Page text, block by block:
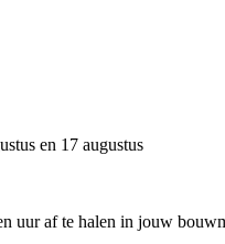
en 17 augustus
uur af te halen in jouw